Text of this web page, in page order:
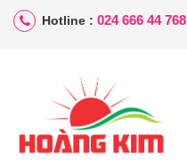
Hotline : 024 666 44 768